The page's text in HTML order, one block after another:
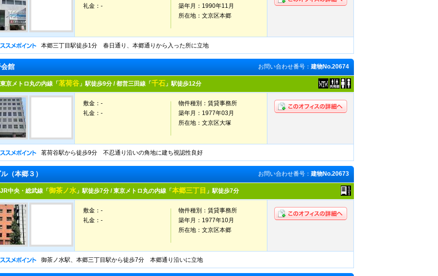
築年月： 1990年11月
礼金：-
所在地： 文京区本郷
本郷三丁目駅徒歩1分 春日通り、本郷通りから入った所に立地
館 お問い合わせ番号： 建物No.20674
東京メトロ丸の内線「 茗荷谷 」駅徒歩9分 / 都営三田線「 千石 」駅徒歩12分
物件種別： 賃貸事務所
敷金：-
築年月： 1977年03月
礼金：-
所在地： 文京区大塚
茗荷谷駅から徒歩9分 不忍通り沿いの角地に建ち視認性良好
（本郷３） お問い合わせ番号： 建物No.20673
JR中央・総武線「 御茶ノ水 」駅徒歩7分 / 東京メトロ丸の内線「 本郷三丁目 」駅徒歩7分
物件種別： 賃貸事務所
敷金：-
築年月： 1977年10月
礼金：-
所在地： 文京区本郷
御茶ノ水駅、本郷三丁目駅から徒歩7分 本郷通り沿いに立地